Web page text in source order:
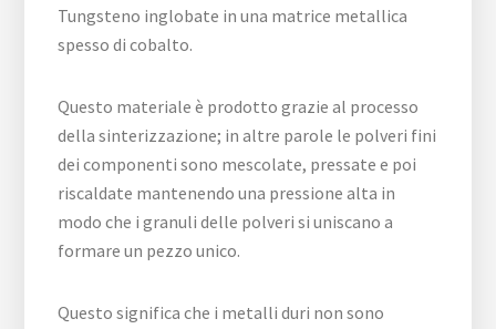
Tungsteno inglobate in una matrice metallica
spesso di cobalto.
Questo materiale è prodotto grazie al processo
della sinterizzazione; in altre parole le polveri fini
dei componenti sono mescolate, pressate e poi
riscaldate mantenendo una pressione alta in
modo che i granuli delle polveri si uniscano a
formare un pezzo unico.
Questo significa che i metalli duri non sono